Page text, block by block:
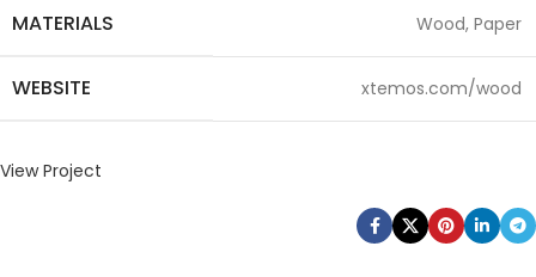
MATERIALS Wood, Paper
WEBSITE xtemos.com/wood
View Project